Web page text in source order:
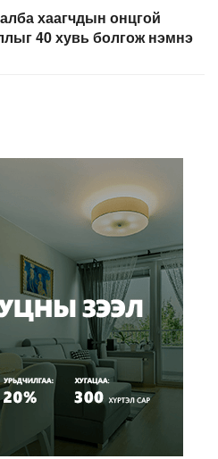
хаагчдын онцгой
40 хувь болгож нэмнэ